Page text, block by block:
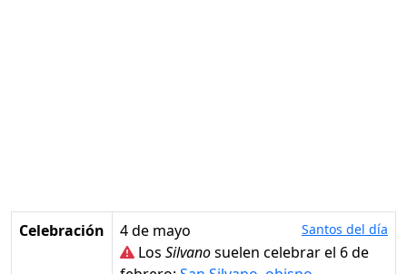
Celebración 4 de mayo Santos del día
Los Silvanosuelen celebrar el 6 de